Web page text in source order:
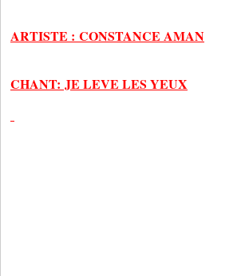
ARTISTE : CONSTANCE AMAN
CHANT: JE LEVE LES YEUX